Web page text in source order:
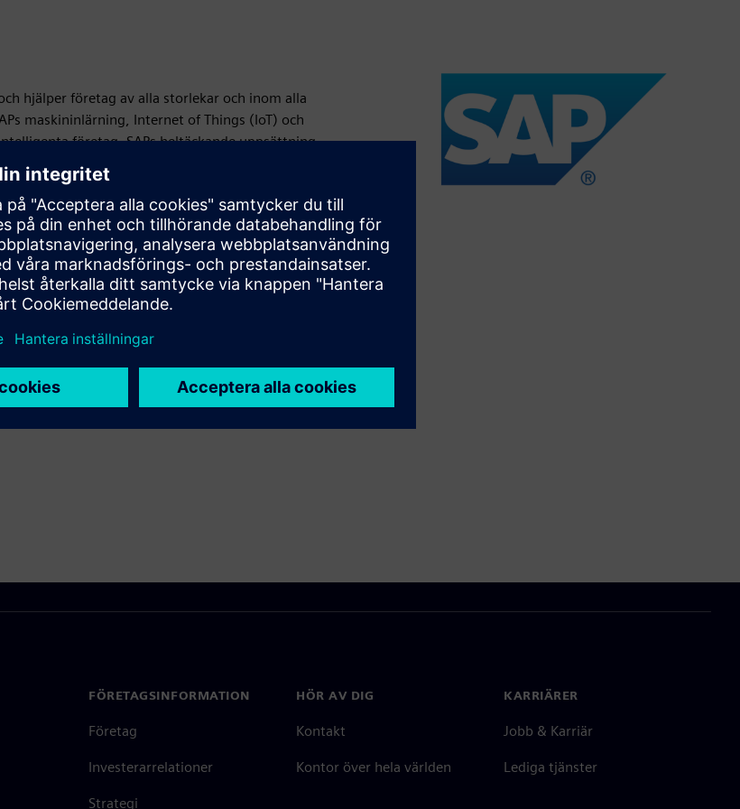
hjälper företag av alla storlekar och inom alla
maskininlärning, Internet of Things (IoT) och
företag. SAPs heltäckande uppsättning
anpassa sig kontinuerligt och göra skillnad.
i Walldorf, Tyskland.
FÖRETAGSINFORMATION
Företag
Investerarrelationer
Strategi
HÖR AV DIG
Kontakt
Kontor över hela världen
KARRIÄRER
Jobb & Karriär
Lediga tjänster